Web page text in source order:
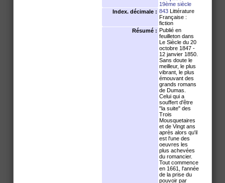
19ème siècle
Index. décimale : 843 Littérature
Française :
fiction
Résumé : Publié en
feuilleton dans
Le Siècle du 20
octobre 1847 -
12 janvier 1850.
Sans doute le
meilleur, le plus
vibrant, le plus
émouvant des
grands romans
de Dumas.
Celui qui a
souffert d'être
"la suite" des
Trois
Mousquetaires
et de Vingt ans
après alors qu'il
est l'une des
oeuvres les
plus achevées
du romancier.
Tout commence
en 1661, l'année
de la prise du
pouvoir par